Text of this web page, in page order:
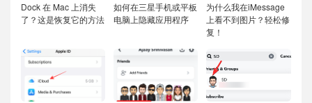
Dock 在 Mac 上消失
了？这是恢复它的方法
如何在三星手机或平板
电脑上隐藏应用程序
为什么我在iMessage
上看不到图片？轻松修
复！